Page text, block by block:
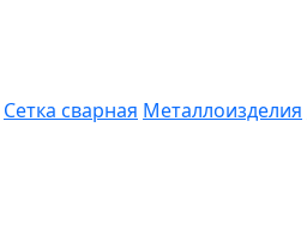
Сетка сварная Металлоизделия